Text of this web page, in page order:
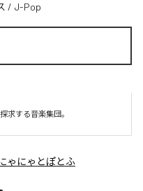
/ J-Pop
求する音楽集団。
ゃにゃとぽとふ